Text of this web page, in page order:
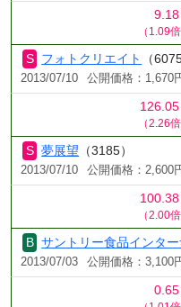
9.18
（1.09倍
フォトクリエイト （
2013/07/10 公開価格：1,670
126.05
（2.26倍
夢展望 （3185）
2013/07/10 公開価格：2,600
100.38
（2.00倍
サントリー食品インタ
2013/07/03 公開価格：3,100
0.65